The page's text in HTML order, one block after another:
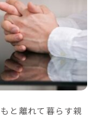
と離れて暮らす親